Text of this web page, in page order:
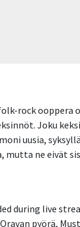
rock ooppera
Joku
uusia,
ne eivät
during live
pyörä,